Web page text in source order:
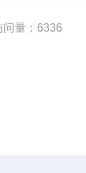
问量：6336